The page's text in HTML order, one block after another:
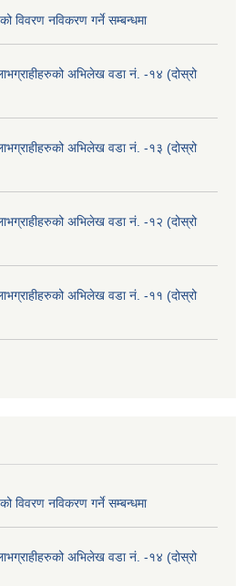
विवरण नविकरण गर्ने सम्बन्धमा
लाभग्राहीहरुको अभिलेख वडा नं. -१४ (दोस्रो
लाभग्राहीहरुको अभिलेख वडा नं. -१३ (दोस्रो
लाभग्राहीहरुको अभिलेख वडा नं. -१२ (दोस्रो
लाभग्राहीहरुको अभिलेख वडा नं. -११ (दोस्रो
विवरण नविकरण गर्ने सम्बन्धमा
लाभग्राहीहरुको अभिलेख वडा नं. -१४ (दोस्रो